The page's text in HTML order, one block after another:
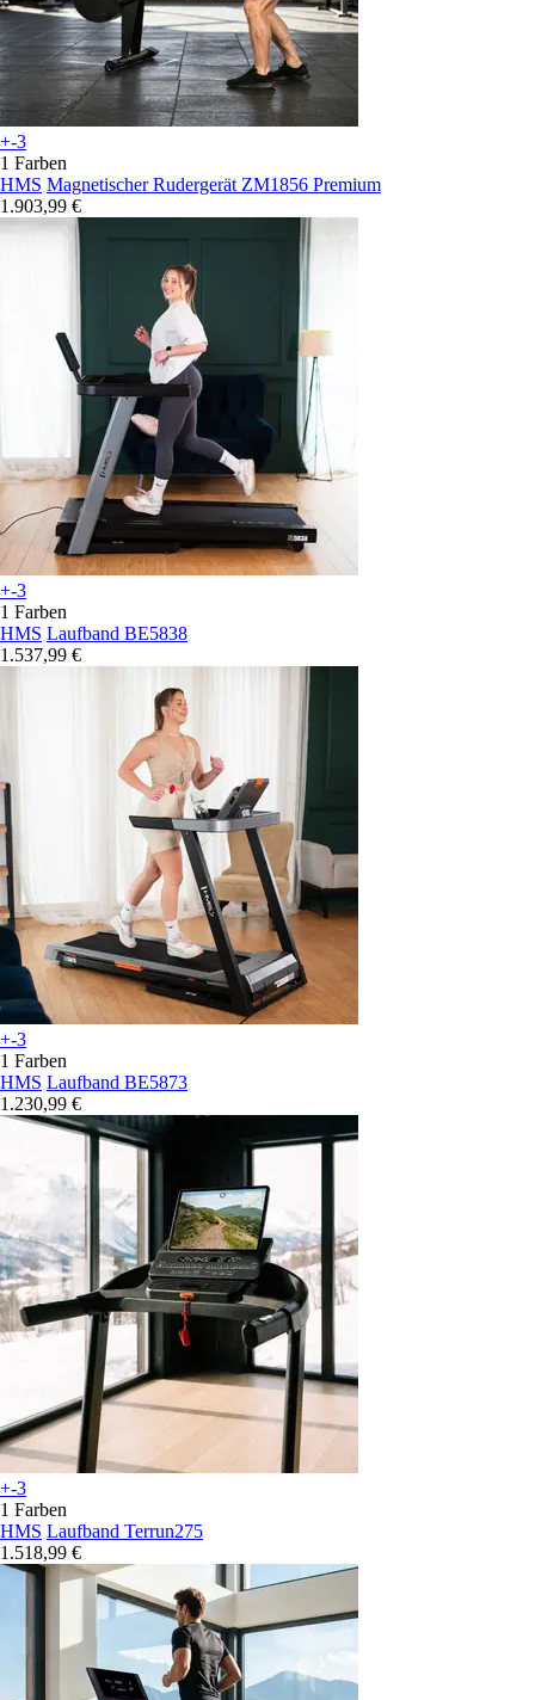
+-3
1 Farben
HMS Magnetischer Rudergerät ZM1856 Premium
1.903,99 €
+-3
1 Farben
HMS Laufband BE5838
1.537,99 €
+-3
1 Farben
HMS Laufband BE5873
1.230,99 €
+-3
1 Farben
HMS Laufband Terrun275
1.518,99 €